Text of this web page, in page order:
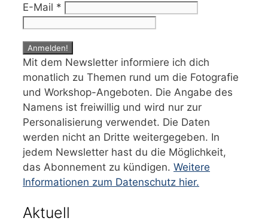
E-Mail *
Mit dem Newsletter informiere ich dich
monatlich zu Themen rund um die Fotografie
und Workshop-Angeboten. Die Angabe des
Namens ist freiwillig und wird nur zur
Personalisierung verwendet. Die Daten
werden nicht an Dritte weitergegeben. In
jedem Newsletter hast du die Möglichkeit,
das Abonnement zu kündigen. Weitere
Informationen zum Datenschutz hier.
Aktuell